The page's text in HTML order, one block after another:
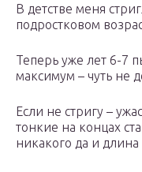
В детстве меня
подростковом
Теперь уже лет 6-7
максимум – чуть не
Если не стригу –
тонкие на концах
никакого да и длина